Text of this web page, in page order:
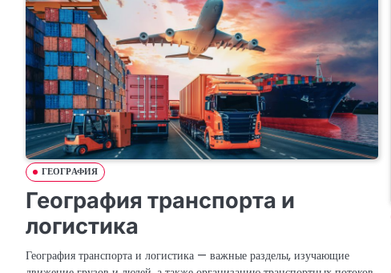
ГЕОГРАФИЯ
География транспорта и
логистика
География транспорта и логистика — важные разделы, изучающие